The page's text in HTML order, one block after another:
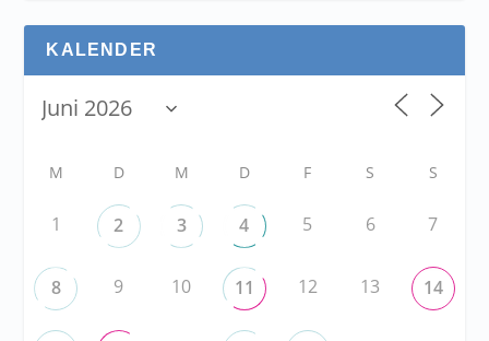
KALENDER
M D M D F S S
1 2 3 4 5 6 7
8 9 10 11 12 13 14